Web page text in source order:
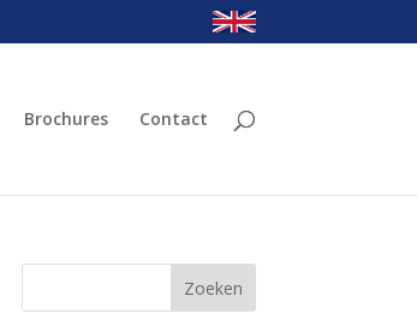
Brochures Contact